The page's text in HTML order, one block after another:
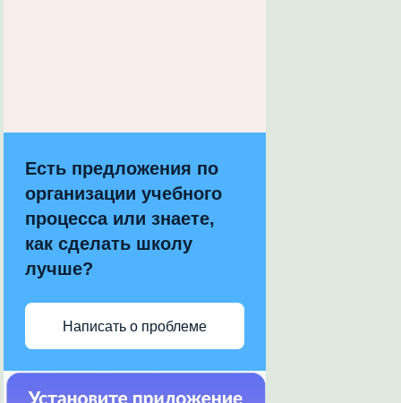
Есть предложения по
организации учебного
процесса или знаете,
как сделать школу
лучше?
Написать о проблеме